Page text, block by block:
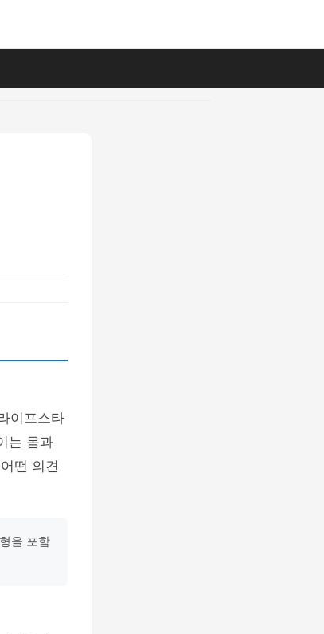
이프스타
는 몸과
떤 의견
을 포함